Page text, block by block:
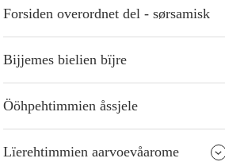
Forsiden overordnet del - sørsamisk
Bijjemes bielien bïjre
Ööhpehtimmien åssjele
Lïerehtimmien aarvoevåarome